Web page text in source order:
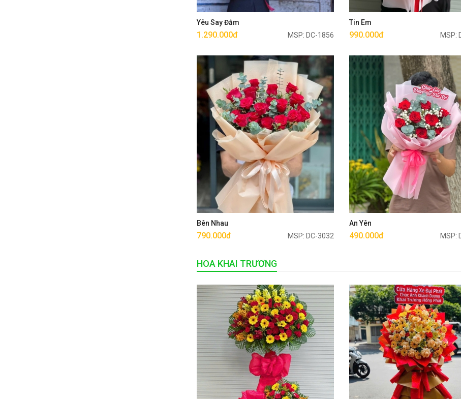
Yêu Say Đắm
1.290.000đ MSP: DC-1856
Mua ngay
Tin Em
990.000đ MSP:
Mua ngay
Bên Nhau
790.000đ MSP: DC-3032
Mua ngay
An Yên
490.000đ MSP:
Mua ngay
HOA KHAI TRƯƠNG